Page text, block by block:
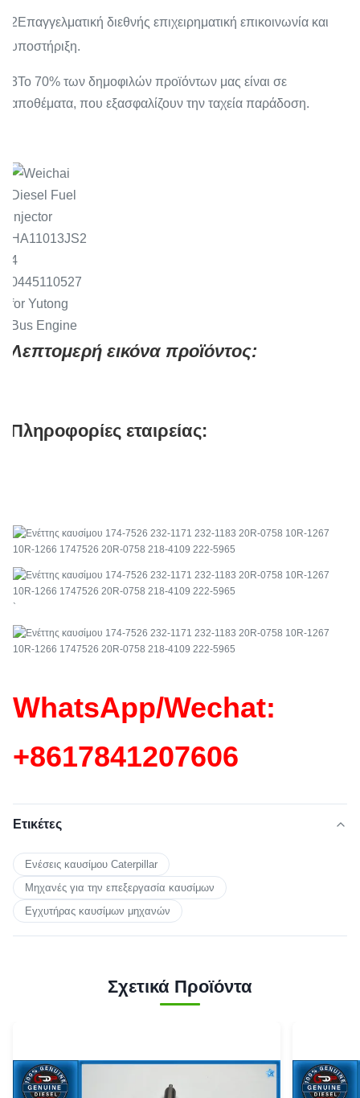
2Επαγγελματική διεθνής επιχειρηματική επικοινωνία και
υποστήριξη.
3Το 70% των δημοφιλών προϊόντων μας είναι σε
αποθέματα, που εξασφαλίζουν την ταχεία παράδοση.
Λεπτομερή εικόνα προϊόντος:
Πληροφορίες εταιρείας:
`
WhatsApp/Wechat:
+8617841207606
Ετικέτες
Ενέσεις καυσίμου Caterpillar
Μηχανές για την επεξεργασία καυσίμων
Εγχυτήρας καυσίμων μηχανών
Σχετικά Προϊόντα